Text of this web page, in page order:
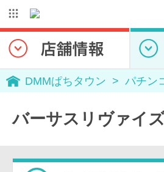
DMMぱちタウン パチン
バーサスリヴァイ